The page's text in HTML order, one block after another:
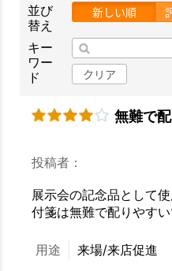
並び
替え
新しい順
キー
ワー
ド
クリア
無難で
投稿者：
展示会の記念品として使
付箋は無難で配りやすい
用途 来場/来店促進